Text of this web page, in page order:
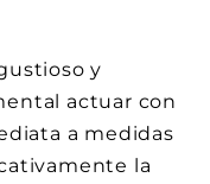
y
actuar con
a medidas
la